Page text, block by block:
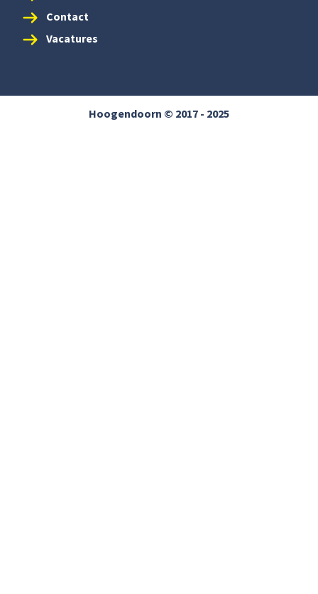
Contact
Vacatures
Hoogendoorn © 2017 - 2025